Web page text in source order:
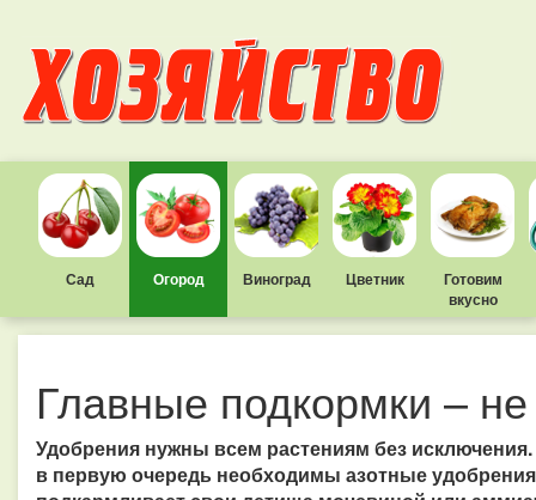
Сад Огород Виноград Цветник
Готовим
вкусно
Главные подкормки –
Удобрения нужны всем растениям без
в первую очередь необходимы азотные